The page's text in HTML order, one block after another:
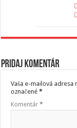
Pridaj komentár
Vaša e-mailová adresa
označené*
Komentár*